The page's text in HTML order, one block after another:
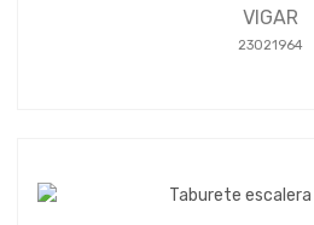
VIGAR
23021964